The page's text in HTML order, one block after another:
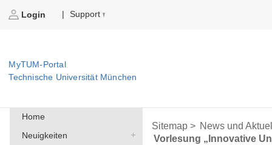
Login | Support
MyTUM-Portal
Technische Universität München
Home
Neuigkeiten
Sitemap > News und
Vorlesung „Innovative